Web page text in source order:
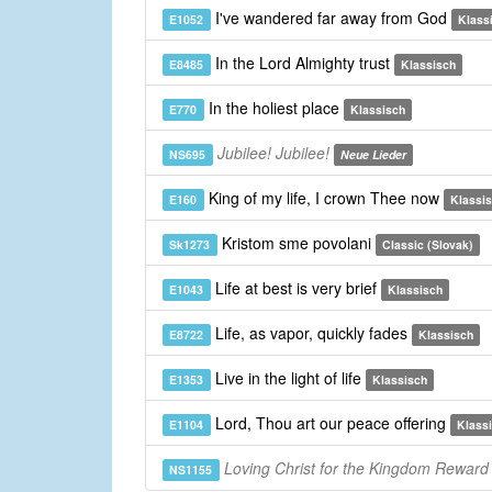
E1052 I've wandered far away from God
E8485 In the Lord Almighty trust Klassisch
E770 In the holiest place Klassisch
NS695 Jubilee! Jubilee! Neue Lieder
E160 King of my life, I crown Thee now
Sk1273 Kristom sme povolani Classic (Slovak)
E1043 Life at best is very brief Klassisch
E8722 Life, as vapor, quickly fades Klassisch
E1353 Live in the light of life Klassisch
E1104 Lord, Thou art our peace offering
NS1155 Loving Christ for the Kingdom Reward